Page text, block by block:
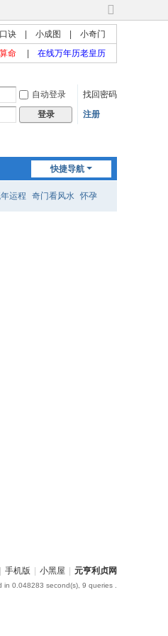
切
换
到
宽
诀 小成图
小奇门
命 在线万年历老皇历
自动登录
找回密码
登录 注册
快捷导航
运程 奇门看风水 怀孕
| 手机版 | 小黑屋 | 元亨利贞网
in 0.048283 second(s), 9 queries .